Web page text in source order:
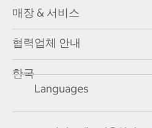
매장 & 서비스
협력업체 안내
한국
Languages